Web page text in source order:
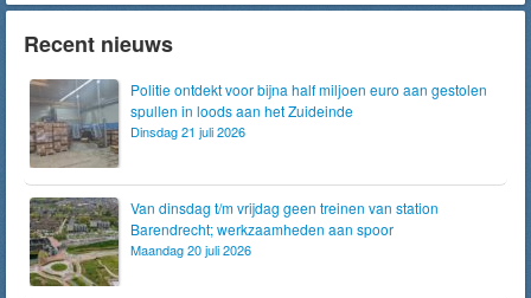
Recent nieuws
Politie ontdekt voor bijna half miljoen euro aan gestolen
spullen in loods aan het Zuideinde
Dinsdag 21 juli 2026
Van dinsdag t/m vrijdag geen treinen van station
Barendrecht; werkzaamheden aan spoor
Maandag 20 juli 2026